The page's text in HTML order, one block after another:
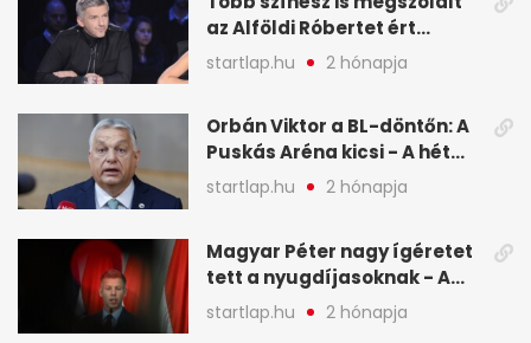
az Alföldi Róbertet ért
vádakról - A hét
legfontosabb hírei
startlap.hu 2 hónapja
Orbán Viktor a BL-döntőn: A
Puskás Aréna kicsi - A hét
legfontosabb hírei képeken
startlap.hu 2 hónapja
Magyar Péter nagy ígéretet
tett a nyugdíjasoknak - A
hét legfontosabb hírei
képekben
startlap.hu 2 hónapja